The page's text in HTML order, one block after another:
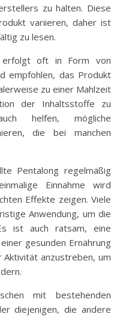
zu halten. Diese
variieren, daher ist
zu lesen.
erfolgt oft in Form von
empfohlen, das Produkt
zu einer Mahlzeit
der Inhaltsstoffe zu
helfen, mögliche
die bei manchen
Pentalong regelmäßig
Einnahme wird
Effekte zeigen. Viele
Anwendung, um die
ist auch ratsam, eine
gesunden Ernährung
anzustreben, um
mit bestehenden
diejenigen, die andere